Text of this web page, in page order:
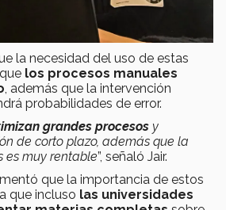
la necesidad del uso de estas
los procesos manuales
, además que la intervención
probabilidades de error.
grandes procesos y
de corto plazo, además que la
es muy rentable”, señaló Jair.
que la importancia de estos
que incluso las universidades